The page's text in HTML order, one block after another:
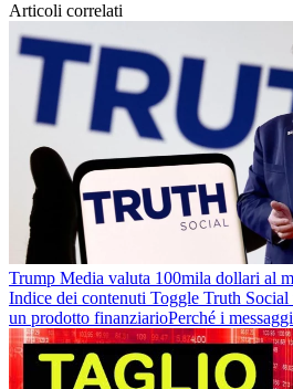
Articoli correlati
Trump Media valuta 100mila dollari al
Indice dei contenuti Toggle Truth
un prodotto finanziarioPerché i